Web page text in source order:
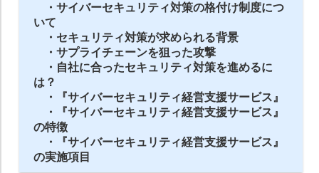
・サイバーセキュリティ対策の格付け制度につ
いて
・セキュリティ対策が求められる背景
・サプライチェーンを狙った攻撃
・自社に合ったセキュリティ対策を進めるに
は？
・『サイバーセキュリティ経営支援サービス』
・『サイバーセキュリティ経営支援サービス』
の特徴
・『サイバーセキュリティ経営支援サービス』
の実施項目